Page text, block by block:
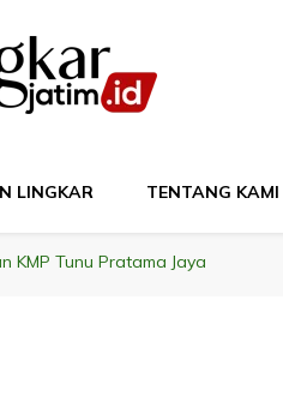
LINGKAR TENTANG KAMI
KMP Tunu Pratama Jaya